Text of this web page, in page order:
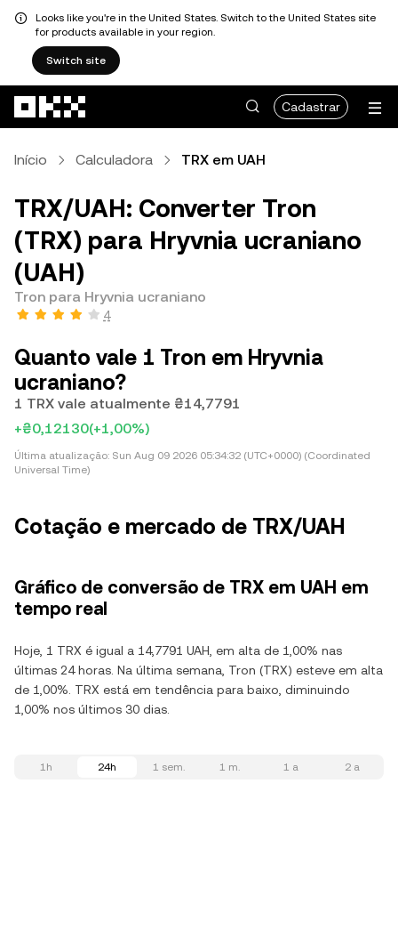
Looks like you're in the United States. Switch to the United States site
for products available in your region.
Switch site
Cadastrar
Início Calculadora TRX em UAH
TRX/UAH: Converter Tron
(TRX) para Hryvnia ucraniano
(UAH)
Tron para Hryvnia ucraniano
4
Quanto vale 1 Tron em Hryvnia
ucraniano?
1 TRX vale atualmente ₴14,7791
+₴0,12130(+1,00%)
Última atualização: Sun Aug 09 2026 05:34:32 (UTC+0000) (Coordinated
Universal Time)
Cotação e mercado de TRX/UAH
Gráfico de conversão de TRX em UAH em
tempo real
Hoje, 1 TRX é igual a 14,7791 UAH, em alta de 1,00% nas
últimas 24 horas. Na última semana, Tron (TRX) esteve em alta
de 1,00%. TRX está em tendência para baixo, diminuindo
1,00% nos últimos 30 dias.
1h 24h 1 sem. 1 m. 1 a 2 a